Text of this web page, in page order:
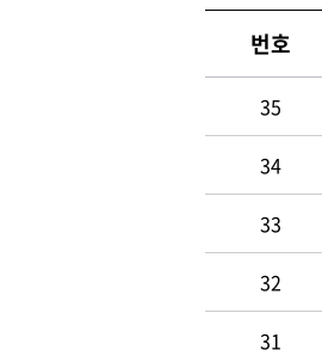
번호
35
34
33
32
31